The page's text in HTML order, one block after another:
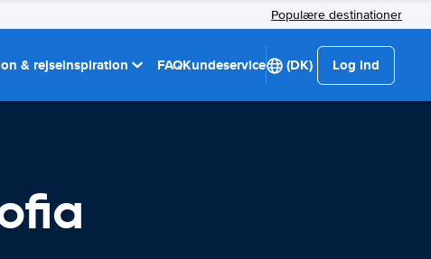
Populære destinationer
& rejseinspiration FAQKundeservice (DK) Log ind